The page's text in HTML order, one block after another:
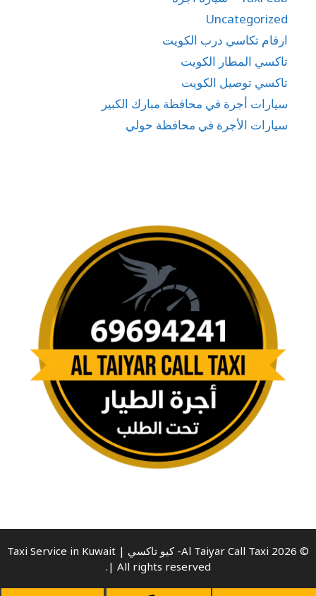
Uncategorized
ارقام تكاسي درب الكويت
تاكسي المطار الكويت
تاكسي توصيل الكويت
سيارات أجرة في محافظة مبارك الكبير
سيارات الأجرة في محافظة حولي
© 2026 Al Taiyar Call Taxi- كيو تاكسي | Taxi Service in Kuwait
| All rights reserved.